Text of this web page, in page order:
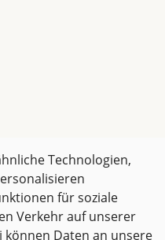
Datenschutz
Technologien,
für soziale
Verkehr auf unserer
können Daten an unsere